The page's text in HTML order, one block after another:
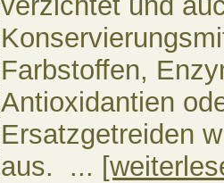
Farbstoffen,
Antioxidantien
Ersatzgetreiden
aus. ...